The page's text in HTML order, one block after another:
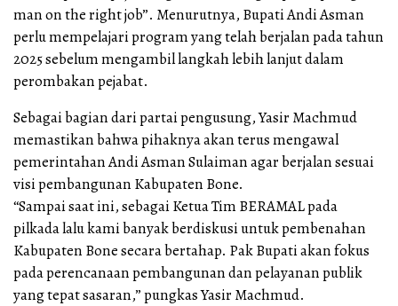
man on the right job”. Menurutnya, Bupati Andi Asman
perlu mempelajari program yang telah berjalan pada tahun
2025 sebelum mengambil langkah lebih lanjut dalam
perombakan pejabat.
Sebagai bagian dari partai pengusung, Yasir Machmud
memastikan bahwa pihaknya akan terus mengawal
pemerintahan Andi Asman Sulaiman agar berjalan sesuai
visi pembangunan Kabupaten Bone.
“Sampai saat ini, sebagai Ketua Tim BERAMAL pada
pilkada lalu kami banyak berdiskusi untuk pembenahan
Kabupaten Bone secara bertahap. Pak Bupati akan fokus
pada perencanaan pembangunan dan pelayanan publik
yang tepat sasaran,” pungkas Yasir Machmud.